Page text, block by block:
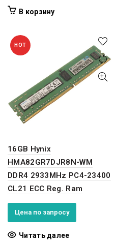
В корзину
HOT
16GB Hynix
HMA82GR7DJR8N-WM
DDR4 2933MHz PC4-23400
CL21 ECC Reg. Ram
Цена по запросу
Читать далее